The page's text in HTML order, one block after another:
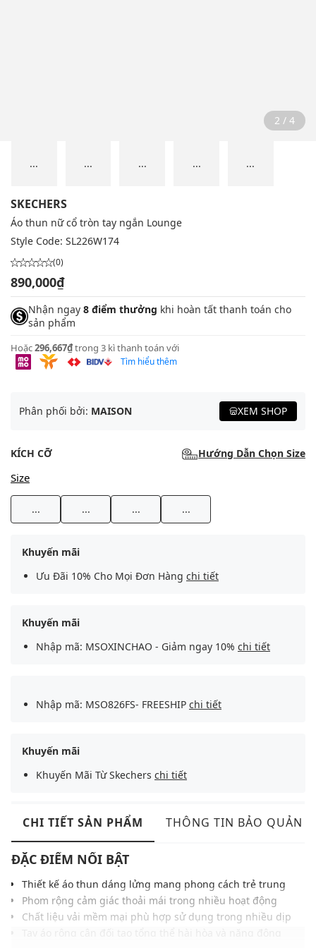
2 / 4
... ... ... ... ...
SKECHERS
Áo thun nữ cổ tròn tay ngắn Lounge
Style Code: SL226W174
(0)
890,000₫
Nhận ngay 8 điểm thưởng khi hoàn tất thanh toán cho
sản phẩm
Hoặc296,667₫trong 3 kì thanh toán với
Tìm hiểu thêm
Phân phối bởi: MAISON XEM SHOP
KÍCH CỠ Hướng Dẫn Chọn Size
Size
... ... ... ...
Khuyến mãi
Ưu Đãi 10% Cho Mọi Đơn Hàng chi tiết
Khuyến mãi
Nhập mã: MSOXINCHAO - Giảm ngay 10% chi tiết
Nhập mã: MSO826FS- FREESHIP chi tiết
Khuyến mãi
Khuyến Mãi Từ Skechers chi tiết
CHI TIẾT SẢN PHẨM THÔNG TIN BẢO QUẢN
ĐẶC ĐIỂM NỔI BẬT
Thiết kế áo thun dáng lửng mang phong cách trẻ trung
Phom rộng cảm giác thoải mái trong nhiều hoạt động
Chất liệu vải mềm mại phù hợp sử dụng trong nhiều dịp